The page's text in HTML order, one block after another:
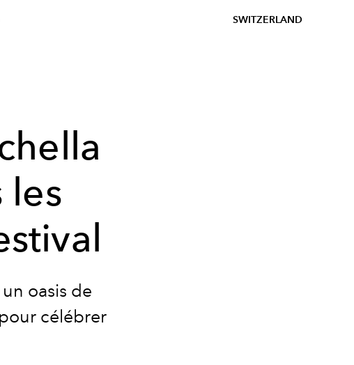
SWITZERLAND
les
oasis de
célébrer